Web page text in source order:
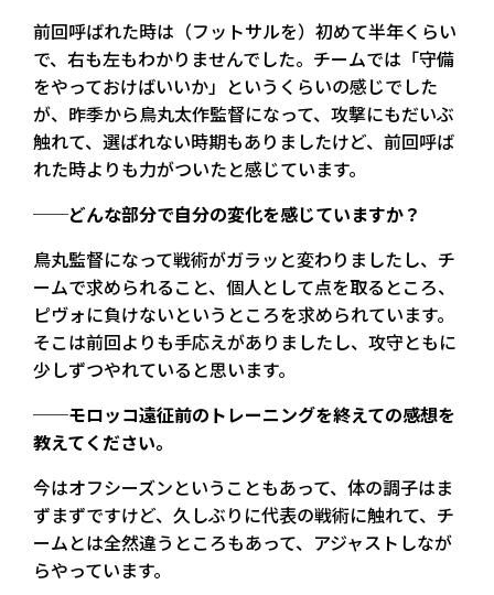
前回呼ばれた時は（フットサルを）初めて半年くらい
で、右も左もわかりませんでした。チームでは「守備
をやっておけばいいか」というくらいの感じでした
が、昨季から鳥丸太作監督になって、攻撃にもだいぶ
触れて、選ばれない時期もありましたけど、前回呼ば
れた時よりも力がついたと感じています。
──どんな部分で自分の変化を感じていますか？
鳥丸監督になって戦術がガラッと変わりましたし、チ
ームで求められること、個人として点を取るところ、
ピヴォに負けないというところを求められています。
そこは前回よりも手応えがありましたし、攻守ともに
少しずつやれていると思います。
──モロッコ遠征前のトレーニングを終えての感想を
教えてください。
今はオフシーズンということもあって、体の調子はま
ずまずですけど、久しぶりに代表の戦術に触れて、チ
ームとは全然違うところもあって、アジャストしなが
らやっています。